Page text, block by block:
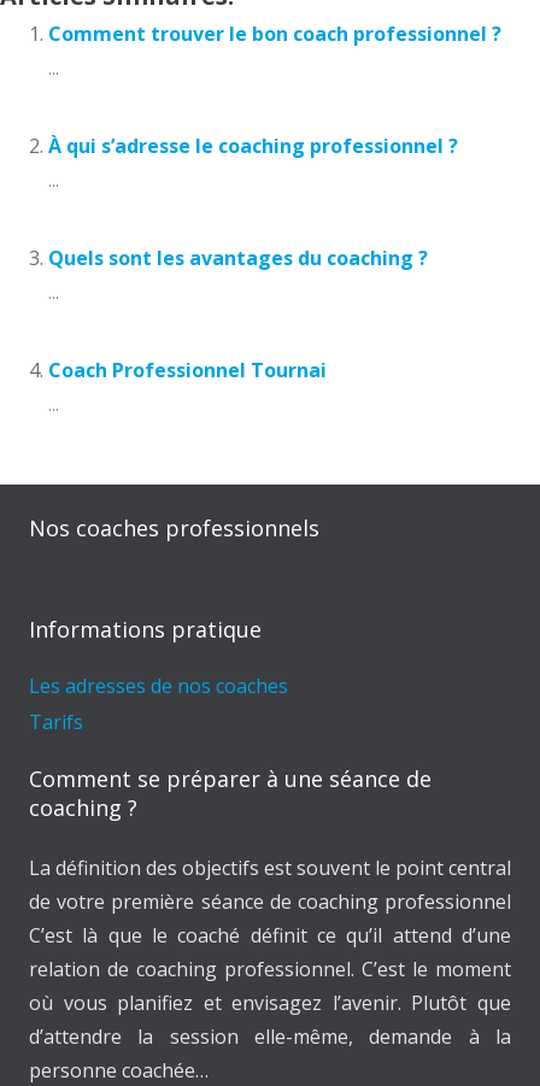
Comment trouver le bon coach professionnel ?
...
À qui s’adresse le coaching professionnel ?
...
Quels sont les avantages du coaching ?
...
Coach Professionnel Tournai
...
Nos coaches professionnels
Informations pratique
Les adresses de nos coaches
Tarifs
Comment se préparer à une séance de
coaching ?
La définition des objectifs est souvent le point central
de votre première séance de coaching professionnel
C’est là que le coaché définit ce qu’il attend d’une
relation de coaching professionnel. C’est le moment
où vous planifiez et envisagez l’avenir. Plutôt que
d’attendre la session elle-même, demande à la
personne coachée…